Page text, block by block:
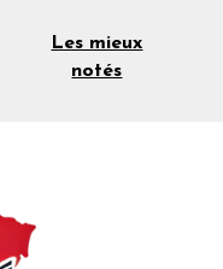
Les mieux
notés